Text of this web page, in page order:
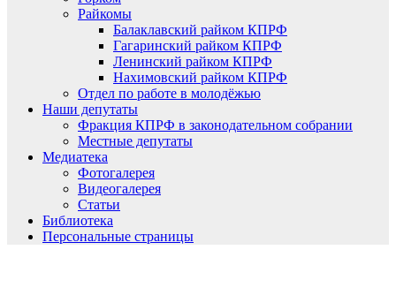
Райкомы
Балаклавский райком КПРФ
Гагаринский райком КПРФ
Ленинский райком КПРФ
Нахимовский райком КПРФ
Отдел по работе в молодёжью
Наши депутаты
Фракция КПРФ в законодательном собрании
Местные депутаты
Медиатека
Фотогалерея
Видеогалерея
Статьи
Библиотека
Персональные страницы